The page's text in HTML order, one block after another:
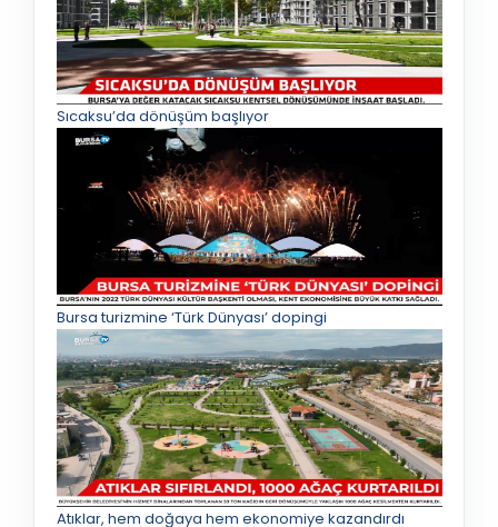
Sıcaksu’da dönüşüm başlıyor
Bursa turizmine ‘Türk Dünyası’ dopingi
Atıklar, hem doğaya hem ekonomiye kazandırdı